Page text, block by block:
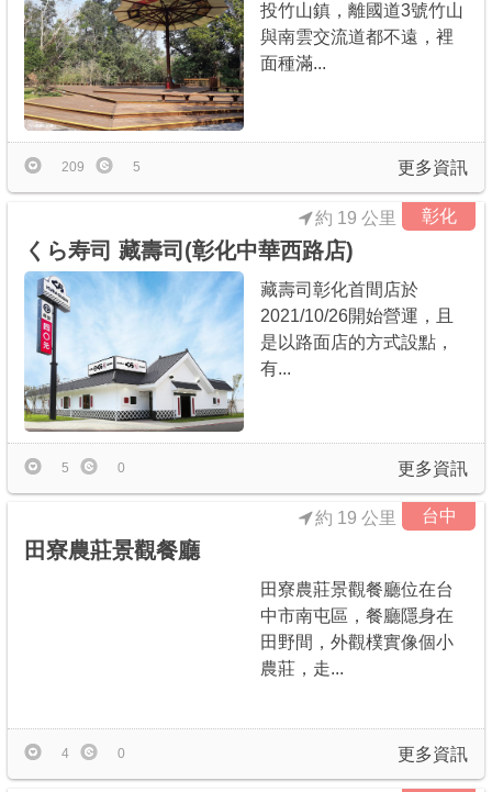
投竹山鎮，離國道3號竹山
與南雲交流道都不遠，裡
面種滿...
更多資訊
209 5
彰化
くら寿司 藏壽司(彰化中華西路店)
約 19 公里
藏壽司彰化首間店於
2021/10/26開始營運，且
是以路面店的方式設點，
有...
更多資訊
5 0
台中
田寮農莊景觀餐廳
約 19 公里
田寮農莊景觀餐廳位在台
中市南屯區，餐廳隱身在
田野間，外觀樸實像個小
農莊，走...
更多資訊
4 0